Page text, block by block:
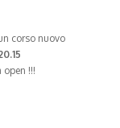
corso nuovo
!!!